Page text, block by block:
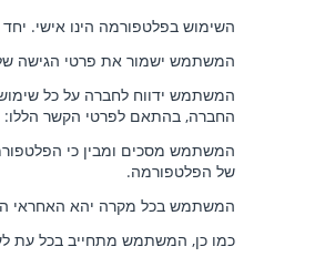
השימוש בפלטפורמה הינו אישי.
המשתמש ישמור את פרטי הגישה
המשתמש ידווח לחברה על כל
החברה, בהתאם לפרטי הקשר הללו: support@evlink.co.il
המשתמש מסכים ומבין כי
של הפלטפורמה.
המשתמש בכל מקרה יהא האחראי
כמו כן, המשתמש מתחייב בכל עת